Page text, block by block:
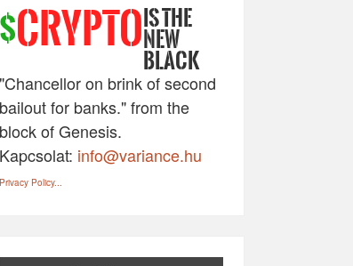
$CRYPTO IS THE
NEW
BLACK
"Chancellor on brink of second
bailout for banks." from the
block of Genesis.
Kapcsolat: info@variance.hu
Privacy Policy...